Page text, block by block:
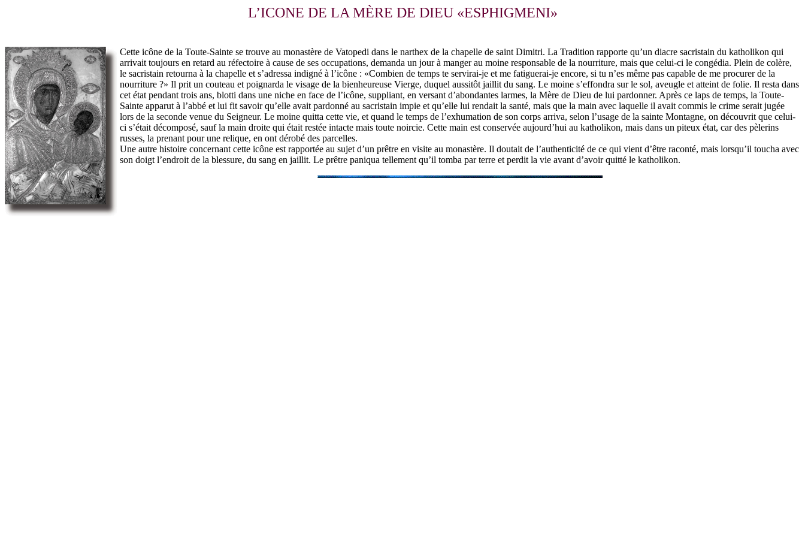
L’ICONE DE LA MÈRE DE DIEU «ESPHIGMENI»
Cette icône de la Toute-Sainte se trouve au monastère de Vatopedi dans le narthex de la chapelle de saint Dimitri. La Tradition rapporte qu’un diacre sacristain du katholikon qui
arrivait toujours en retard au réfectoire à cause de ses occupations, demanda un jour à manger au moine responsable de la nourriture, mais que celui-ci le congédia. Plein de colère,
le sacristain retourna à la chapelle et s’adressa indigné à l’icône : «Combien de temps te servirai-je et me fatiguerai-je encore, si tu n’es même pas capable de me procurer de la
nourriture ?» Il prit un couteau et poignarda le visage de la bienheureuse Vierge, duquel aussitôt jaillit du sang. Le moine s’effondra sur le sol, aveugle et atteint de folie. Il resta dans
cet état pendant trois ans, blotti dans une niche en face de l’icône, suppliant, en versant d’abondantes larmes, la Mère de Dieu de lui pardonner. Après ce laps de temps, la Toute-
Sainte apparut à l’abbé et lui fit savoir qu’elle avait pardonné au sacristain impie et qu’elle lui rendait la santé, mais que la main avec laquelle il avait commis le crime serait jugée
lors de la seconde venue du Seigneur. Le moine quitta cette vie, et quand le temps de l’exhumation de son corps arriva, selon l’usage de la sainte Montagne, on découvrit que celui-
ci s’était décomposé, sauf la main droite qui était restée intacte mais toute noircie. Cette main est conservée aujourd’hui au katholikon, mais dans un piteux état, car des pèlerins
russes, la prenant pour une relique, en ont dérobé des parcelles.
Une autre histoire concernant cette icône est rapportée au sujet d’un prêtre en visite au monastère. Il doutait de l’authenticité de ce qui vient d’être raconté, mais lorsqu’il toucha avec
son doigt l’endroit de la blessure, du sang en jaillit. Le prêtre paniqua tellement qu’il tomba par terre et perdit la vie avant d’avoir quitté le katholikon.